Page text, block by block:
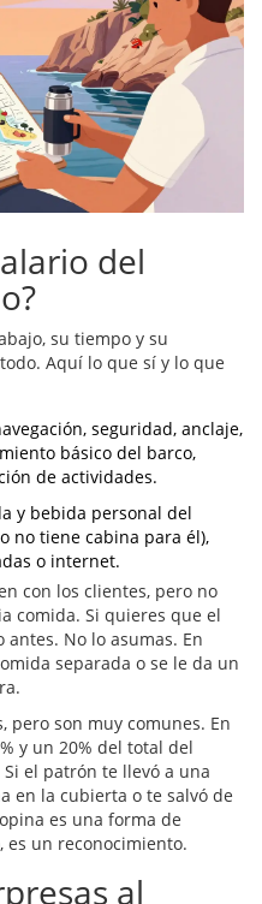
del
su tiempo y su
Aquí lo que sí y lo que
seguridad, anclaje,
básico del barco,
de actividades.
y bebida personal del
no tiene cabina para él),
o internet.
con los clientes, pero no
comida. Si quieres que el
No lo asumas. En
separada o se le da un
pero son muy comunes. En
y un 20% del total del
el patrón te llevó a una
en la cubierta o te salvó de
es una forma de
es un reconocimiento.
al